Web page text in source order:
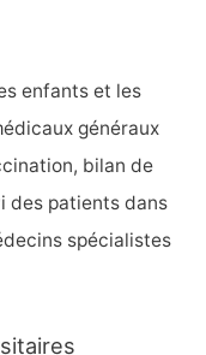
enfants et les
généraux
bilan de
des patients dans
spécialistes